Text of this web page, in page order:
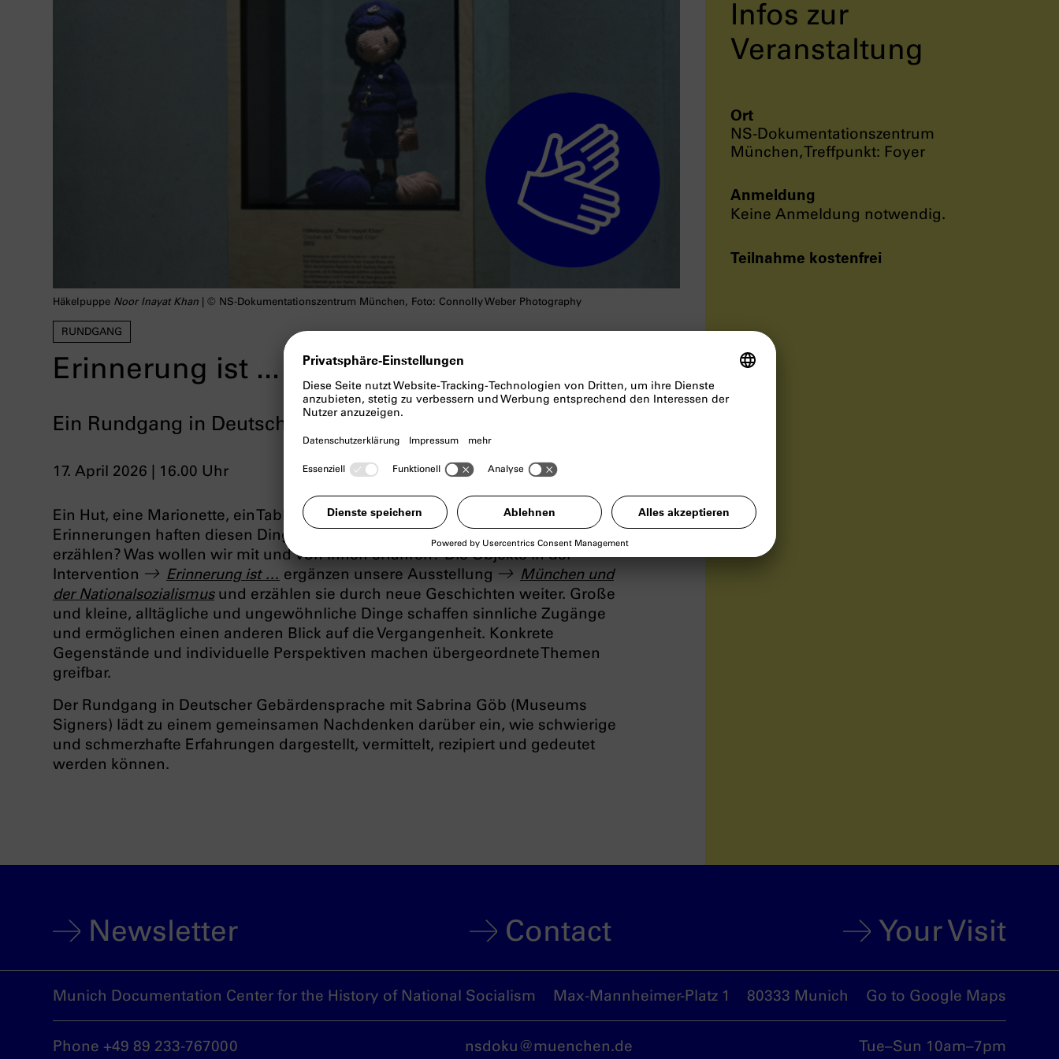
RUNDGANG
Erinnerung ist ...
Ein Rundgang in Deutscher Gebärdensprache
17. April 2026 | 16.00 Uhr
Häkelpuppe Noor Inayat Khan | © NS-Dokumentationszentrum München, Foto: Connolly Weber Photography
Ein Hut, eine Marionette, ein Tablettenröhrchen, ein Bierkrug. Welche
Erinnerungen haften diesen Dingen an, welche Geschichten können sie
erzählen? Was wollen wir mit und von ihnen erfahren? Die Objekte in der
Intervention
Erinnerung ist … ergänzen unsere Ausstellung
München und
der Nationalsozialismusund erzählen sie durch neue Geschichten weiter. Große
und kleine, alltägliche und ungewöhnliche Dinge schaffen sinnliche Zugänge
und ermöglichen einen anderen Blick auf die Vergangenheit. Konkrete
Gegenstände und individuelle Perspektiven machen übergeordnete Themen
greifbar.
Der Rundgang in Deutscher Gebärdensprache mit Sabrina Göb (Museums
Signers) lädt zu einem gemeinsamen Nachdenken darüber ein, wie schwierige
und schmerzhafte Erfahrungen dargestellt, vermittelt, rezipiert und gedeutet
werden können.
Infos zur
Veranstaltung
Ort
NS-Dokumentationszentrum
München, Treffpunkt: Foyer
Anmeldung
Keine Anmeldung notwendig.
Teilnahme kostenfrei
Newsletter Contact Your Visit
Munich Documentation Center for the History of National Socialism Max-Mannheimer-Platz 1 80333 Munich Go to Google Maps
Phone +49 89 233-767000 nsdoku@muenchen.de Tue–Sun 10am–7pm